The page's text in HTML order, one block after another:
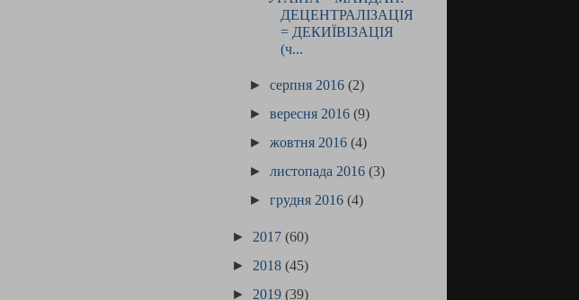
ДЕЦЕНТРАЛІЗАЦІЯ
= ДЕКИЇВІЗАЦІЯ
(ч...
►серпня 2016(2)
►вересня 2016(9)
►жовтня 2016(4)
►листопада 2016(3)
►грудня 2016(4)
► 2017 (60)
► 2018 (45)
► 2019 (39)